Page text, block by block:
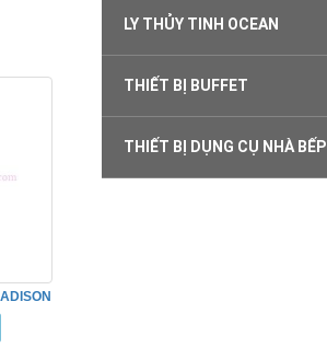
LY THỦY TINH OCEAN
THIẾT BỊ BUFFET
THIẾT BỊ DỤNG CỤ NHÀ BẾP